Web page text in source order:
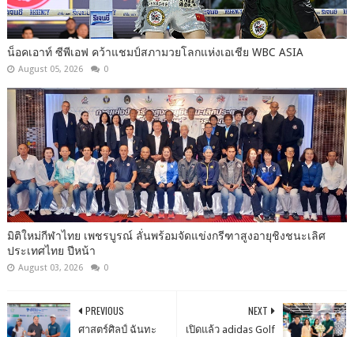
น็อคเอาท์ ซีพีเอฟ คว้าแชมป์สภามวยโลกแห่งเอเชีย WBC ASIA
August 05, 2026 0
มิติใหม่กีฬาไทย เพชรบูรณ์ ลั่นพร้อมจัดแข่งกรีฑาสูงอายุชิงชนะเลิศ
ประเทศไทย ปีหน้า
August 03, 2026 0
NEXT
เปิดแล้ว adidas Golf
PREVIOUS
ศาสตร์ศิลป์ ฉันทะ